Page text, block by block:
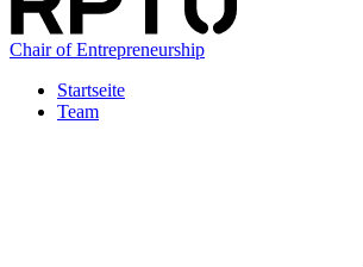
Chair of Entrepreneurship
Startseite
Team